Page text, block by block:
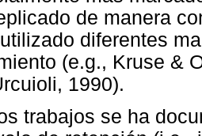
de manera
diferentes
(e.g., Kruse &
1990).
trabajos se ha